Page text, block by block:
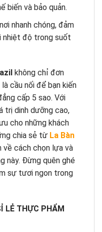
biến và bảo quản.
nhanh chóng, đảm
nhiệt độ trong suốt
không chỉ đơn
cầu nối để bạn kiến
cấp 5 sao. Với
trị dinh dưỡng cao,
cho những khách
chia sẻ từ La Bàn
về cách chọn lựa và
này. Đừng quên ghé
sự tươi ngon trong
LẺ THỰC PHẨM